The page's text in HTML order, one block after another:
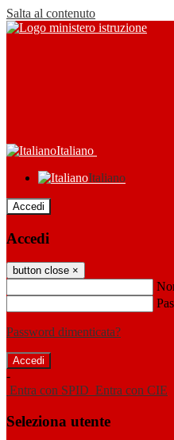
Salta al contenuto
Italiano
Italiano
Accedi
Accedi
button close ×
Password dimenticata?
-
Entra con SPID Entra con CIE
Seleziona utente